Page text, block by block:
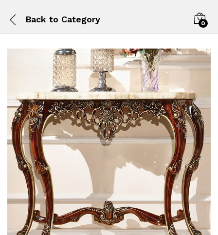
Back to Category 0